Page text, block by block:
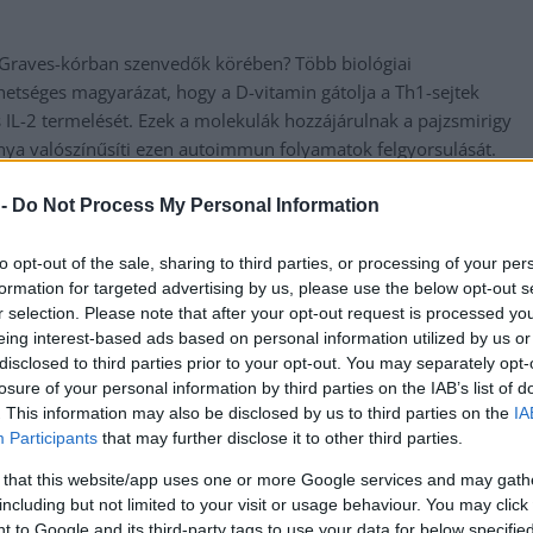
Do Not Process My Personal Information
opt-out of the sale, sharing to third parties, or processing of your
for targeted advertising by us, please use the below opt-out
selection. Please note that after your opt-out request is processed
interest-based ads based on personal information utilized by us
to third parties prior to your opt-out. You may separately
of your personal information by third parties on the IAB’s list of
This information may also be disclosed by us to third parties on the
Participants that may further disclose it to other third parties.
that this website/app uses one or more Google services and may
but not limited to your visit or usage behaviour. You may
to Google and its third-party tags to use your data for below
kórban szenvedők körében? Több biológiai
magyarázat, hogy a D-vitamin gátolja a Th1-sejtek
2 termelését. Ezek a molekulák hozzájárulnak a pajzsmirigy
valószínűsíti ezen autoimmun folyamatok felgyorsulását.
TSH-receptor elleni antitestek termelődését. Ezek az
ami tovább erősíti a betegség lefolyását. Tehát a
A kutatás hangsúlyozza a D-vitamin fontosságát, mint
betegségek, így a Graves-kór kezelésében. A
abban, hogy naprakész ismereteket szerezzenek
tényezőinek megértésében, de mivel a feldolgozott
ok-okozati összefüggés tisztázását, óvatosan kell kezelni